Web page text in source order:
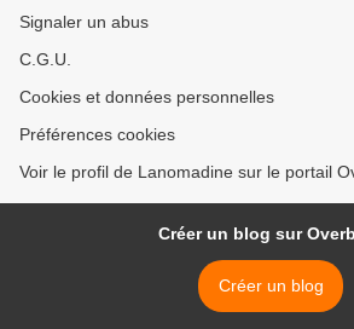
Signaler un abus
C.G.U.
Cookies et données personnelles
Préférences cookies
Voir le profil de Lanomadine sur le portail
Créer un blog sur
Créer un blog